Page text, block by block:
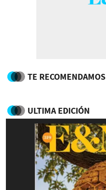
TE RECOMENDAMOS
ULTIMA EDICIÓN